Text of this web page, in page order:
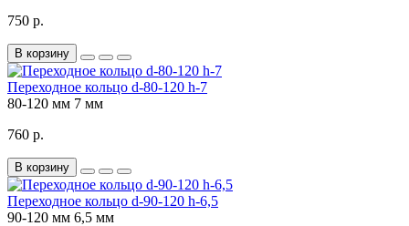
750 р.
В корзину
Переходное кольцо d-80-120 h-7
80-120 мм 7 мм
760 р.
В корзину
Переходное кольцо d-90-120 h-6,5
90-120 мм 6,5 мм